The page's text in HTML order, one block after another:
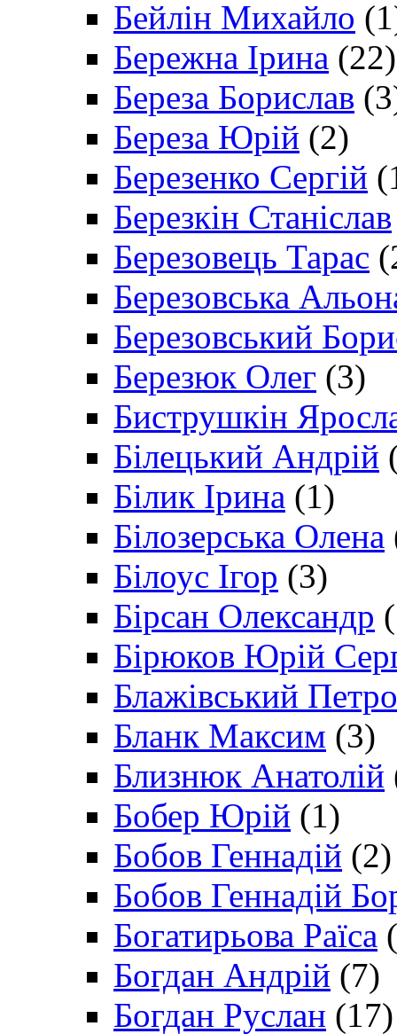
Бейлін Михайло
Бережна Ірина (22)
Береза Борислав
Береза Юрій (2)
Березенко Сергій
Березкін Станіслав
Березовець Тарас
Березовська
Березовський
Березюк Олег (3)
Биструшкін
Білецький Андрій
Білик Ірина (1)
Білозерська Олена
Білоус Ігор (3)
Бірсан Олександр
Бірюков Юрій
Блажівський Петро
Бланк Максим (3)
Близнюк Анатолій
Бобер Юрій (1)
Бобов Геннадій (2)
Бобов Геннадій
Богатирьова Раїса
Богдан Андрій (7)
Богдан Руслан (17)